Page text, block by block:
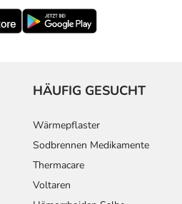
HÄUFIG GESUCHT
Wärmepflaster
Sodbrennen Medikamente
Thermacare
Voltaren